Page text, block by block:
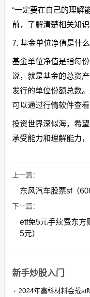
“一定要在自己的理解
前，了解清楚相关知
7. 基金单位净值是什么
基金单位净值是指每
说，就是基金的总资
发行的单位份额总数
可以通过行情软件查看
投资世界深似海，希
承受能力和理解能力
上一篇：
东风汽车股票sf（
下一篇：
etf免5元手续费东方
5元）
新手炒股入门
2024年鑫科材料会戴st